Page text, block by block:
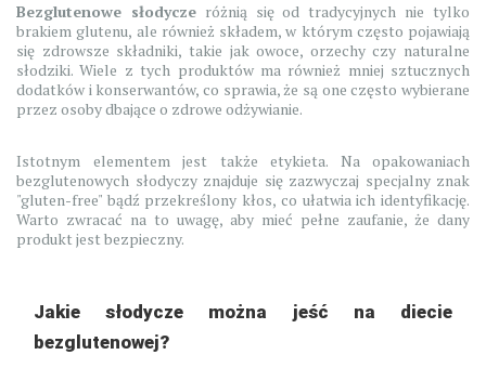
Bezglutenowe słodyczeróżnią się od tradycyjnych nie tylko
brakiem glutenu, ale również składem, w którym często pojawiają
się zdrowsze składniki, takie jak owoce, orzechy czy naturalne
słodziki. Wiele z tych produktów ma również mniej sztucznych
dodatków i konserwantów, co sprawia, że są one często wybierane
przez osoby dbające o zdrowe odżywianie.
Istotnym elementem jest także etykieta. Na opakowaniach
bezglutenowych słodyczy znajduje się zazwyczaj specjalny znak
"gluten-free" bądź przekreślony kłos, co ułatwia ich identyfikację.
Warto zwracać na to uwagę, aby mieć pełne zaufanie, że dany
produkt jest bezpieczny.
Jakie słodycze można jeść na diecie
bezglutenowej?